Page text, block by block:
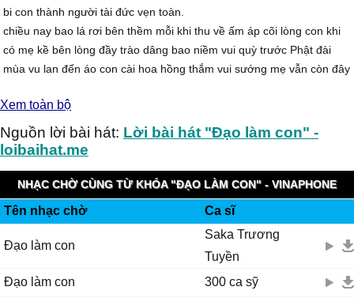
bi con thành người tài đức vẹn toàn.
chiều nay bao lá rơi bên thềm mỗi khi thu về ấm áp cõi lòng con khi
có mẹ kề bên lòng đầy trào dâng bao niềm vui quỳ trước Phật đài
mùa vu lan đến áo con cài hoa hồng thắm vui sướng mẹ vẫn còn đây
giờ đây mẹ hiền đã xa con rồi lòng con nức nở dâng trào nỗi đau
nghẹn ngào trời vào thu mùa vu lan đến con lại nhớ thương trên áo
con thơ màu hoa trắng ghi lệ rơi sắc hoa u buồn khiến cho lòng con
nào bên mẹ cài hoa tươi thắm để vu lan này con đạ vắng mẹ mẹ ơi.
đạo làm con xin người chớ nên hững hờ giờ mẹ vẫn còn đây ai
thương nẹ lỡ mai muộn màng đừng chờ khi ngày mai mẹ mất ghj lời
tiếc thương bia đá vô tri giờ đây có nghĩa gì đâu những ai còn mẹ xin
đừng đừng làm mẹ khóc khắp thế gian này không gì sánh bằng mẹ
đâu, hãy yêu thương mẹ khi mẹ còn trên dương thế vắng xa mẹ hiền
Xem toàn bộ
Nguồn lời bài hát: Lời bài hát "Đạo làm con" -
loibaihat.me
NHẠC CHỜ CÙNG TỪ KHÓA "ĐẠO LÀM CON" - VINAPHONE
RINGTUNES
Tên nhạc chờ Ca sĩ
Đạo làm con
Saka Trương
Tuyền
Đạo làm con
300 ca sỹ